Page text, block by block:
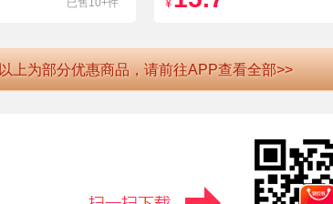
已售10+件 ¥
以上为部分优惠商品，请前往APP查看全部>>